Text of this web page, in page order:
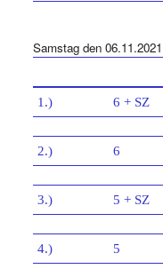
Samstag den 06.11.2021
1.) 6 + SZ
2.) 6
3.) 5 + SZ
4.) 5